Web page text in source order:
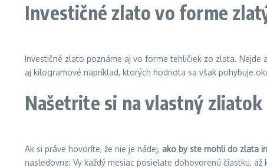
Investičné zlato vo forme
Investičné zlato poznáme aj vo forme tehličiek zo zlata. Nejde
aj kilogramové napríklad, ktorých hodnota sa však pohybuje
Našetrite si na vlastný zliatok
Ak si práve hovoríte, že nie je nádej, ako by ste mohli do zlata
nasledovne: Vy každý mesiac posielate dohovorenú čiastku,